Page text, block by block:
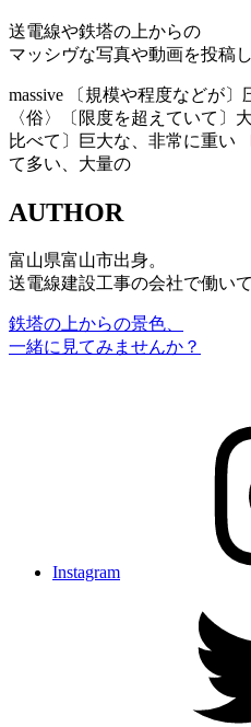
送電線や鉄塔の上からの
マッシヴな写真や動画を投稿し
massive 〔規模や程度などが
〈俗〉〔限度を超えていて〕
比べて〕巨大な、非常に重い
て多い、大量の
AUTHOR
富山県富山市出身。
送電線建設工事の会社で働いて
鉄塔の上からの景色、
一緒に見てみませんか？
Instagram